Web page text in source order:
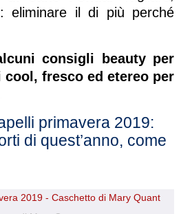
eliminare il di più perché
consigli beauty per
fresco ed etereo per
primavera 2019:
di quest’anno, come